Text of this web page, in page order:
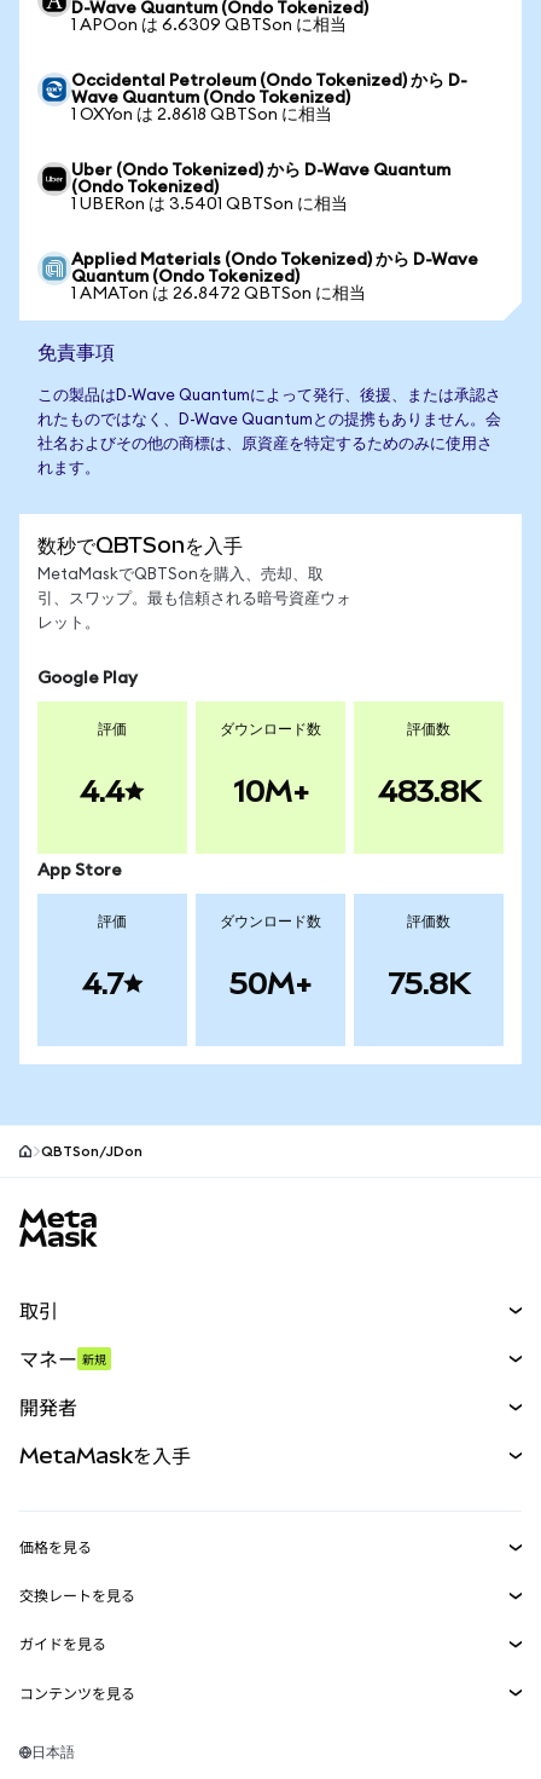
D-Wave Quantum (Ondo Tokenized)
1 APOon は 6.6309 QBTSon に相当
Occidental Petroleum (Ondo Tokenized) から D-
Wave Quantum (Ondo Tokenized)
1 OXYon は 2.8618 QBTSon に相当
Uber (Ondo Tokenized) から D-Wave Quantum
(Ondo Tokenized)
1 UBERon は 3.5401 QBTSon に相当
Applied Materials (Ondo Tokenized) から D-Wave
Quantum (Ondo Tokenized)
1 AMATon は 26.8472 QBTSon に相当
免責事項
この製品はD-Wave Quantumによって発行、後援、または承認さ
れたものではなく、D-Wave Quantumとの提携もありません。会
社名およびその他の商標は、原資産を特定するためのみに使用さ
れます。
数秒でQBTSonを入手
MetaMaskでQBTSonを購入、売却、取
引、スワップ。最も信頼される暗号資産ウォ
レット。
Google Play
評価
4.4
ダウンロード数
10M+
評価数
483.8K
App Store
評価
4.7
ダウンロード数
50M+
評価数
75.8K
QBTSon/JDon
取引
パーペチュアル
RWA
マネー 新規
開発者
MetaMask Connect
Snaps
Web3サービス
MetaMaskを入手
セキュリティ
サポート
キャリア
価格を見る
イーサリアムの価格
Solanaの価格
Tetherの価格
交換レートを見る
ETH→USD
USDT→INR
BTC→INR
ガイドを見る
ETHの購入
コンテンツを見る
Solanaウォレット
日本語